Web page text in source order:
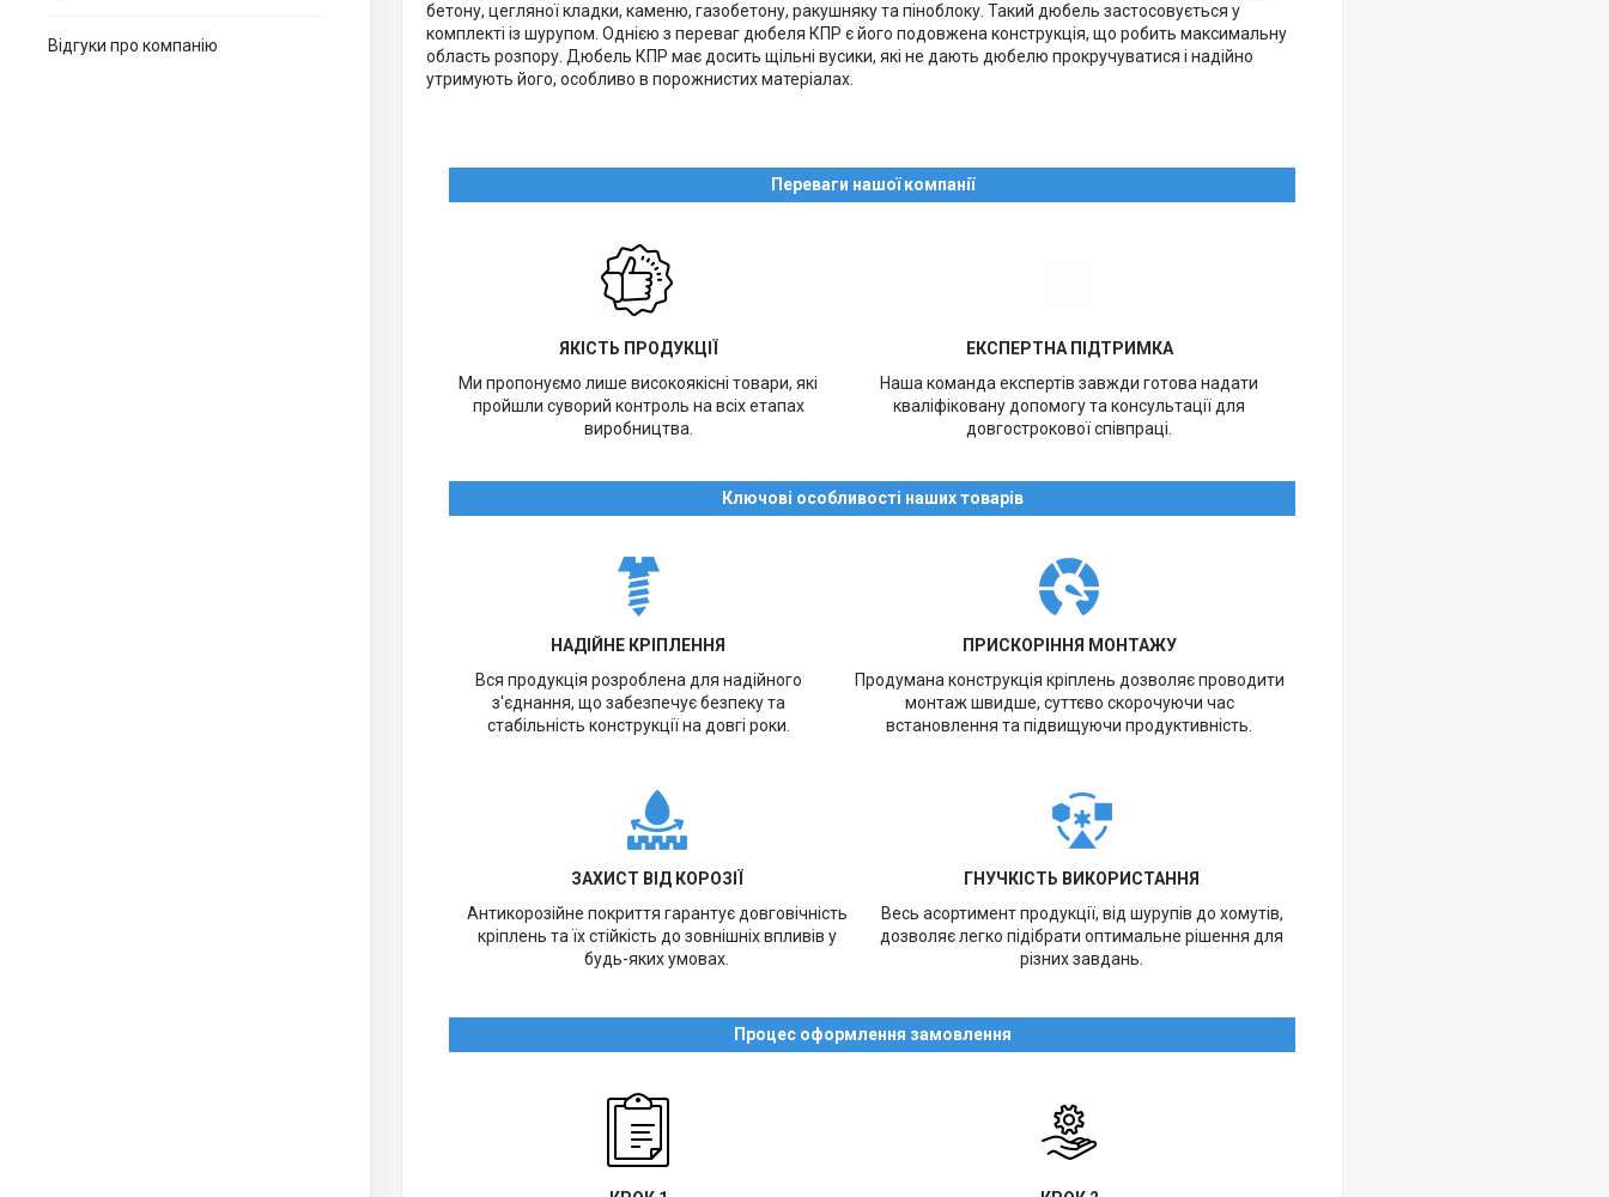
Відгуки про компанію
бетону, цегляної кладки, каменю, газобетону, ракушняку та піноблоку. Такий дюбель застосовується у
комплекті із шурупом. Однією з переваг дюбеля КПР є його подовжена конструкція, що робить максимальну
область розпору. Дюбель КПР має досить щільні вусики, які не дають дюбелю прокручуватися і надійно
утримують його, особливо в порожнистих матеріалах.
Переваги нашої компанії
ЯКІСТЬ ПРОДУКЦІЇ
ЕКСПЕРТНА ПІДТРИМКА
Ми пропонуємо лише високоякісні товари, які
пройшли суворий контроль на всіх етапах
виробництва.
Наша команда експертів завжди готова надати
кваліфіковану допомогу та консультації для
довгострокової співпраці.
Ключові особливості наших товарів
НАДІЙНЕ КРІПЛЕННЯ
ПРИСКОРІННЯ МОНТАЖУ
Вся продукція розроблена для надійного
з'єднання, що забезпечує безпеку та
стабільність конструкції на довгі роки.
Продумана конструкція кріплень дозволяє проводити
монтаж швидше, суттєво скорочуючи час
встановлення та підвищуючи продуктивність.
ЗАХИСТ ВІД КОРОЗІЇ
ГНУЧКІСТЬ ВИКОРИСТАННЯ
Антикорозійне покриття гарантує довговічність
кріплень та їх стійкість до зовнішніх впливів у
будь-яких умовах.
Весь асортимент продукції, від шурупів до хомутів,
дозволяє легко підібрати оптимальне рішення для
різних завдань.
Процес оформлення замовлення